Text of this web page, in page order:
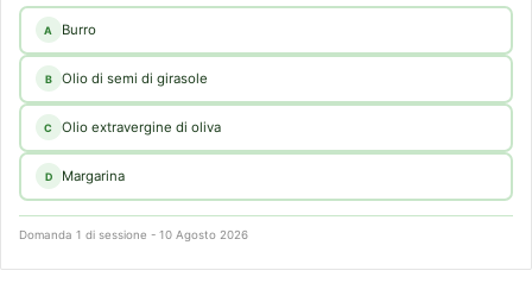
A Burro
B Olio di semi di girasole
C Olio extravergine di oliva
D Margarina
Domanda 1 di sessione - 10 Agosto 2026